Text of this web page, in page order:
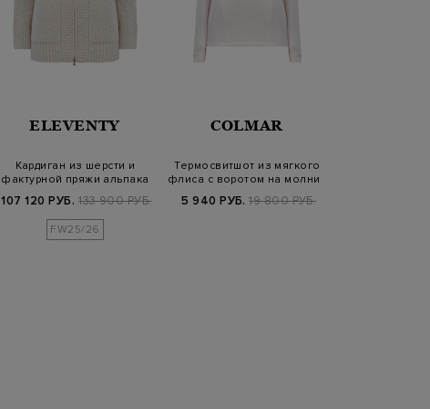
ELEVENTY
Кардиган из шерсти и
фактурной пряжи альпака
107 120 РУБ. 133 900 РУБ.
FW25/26
COLMAR
Термосвитшот из мягкого
флиса с воротом на молнии
5 940 РУБ. 19 800 РУБ.